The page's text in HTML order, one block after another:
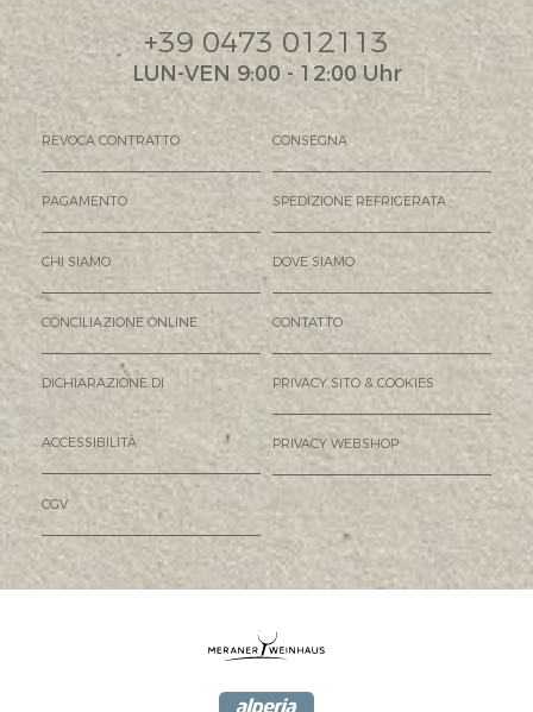
+39 0473 012113
LUN-VEN 9:00 - 12:00 Uhr
REVOCA CONTRATTO CONSEGNA
PAGAMENTO SPEDIZIONE REFRIGERATA
CHI SIAMO DOVE SIAMO
CONCILIAZIONE ONLINE CONTATTO
DICHIARAZIONE DI
ACCESSIBILITÀ
PRIVACY SITO & COOKIES
PRIVACY WEBSHOP
CGV